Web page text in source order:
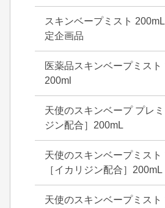
スキンベープミスト
定企画品
医薬品スキンベープミスト
200ml
天使のスキンベープ プレ
ジン配合］200mL
天使のスキンベープミスト
［イカリジン配合］200mL
天使のスキンベープミスト